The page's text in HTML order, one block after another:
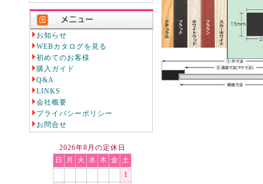
お知らせ
WEBカタログを見る
初めてのお客様
購入ガイド
Q&A
LINKS
会社概要
プライバシーポリシー
お問合せ
2026年8月の定休日
日
月 火 水 木 金
土
1